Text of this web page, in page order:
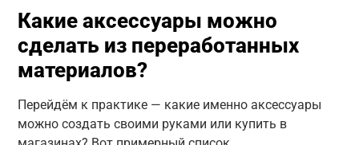
Какие аксессуары можно
сделать из переработанных
материалов?
Перейдём к практике — какие именно аксессуары
можно создать своими руками или купить в